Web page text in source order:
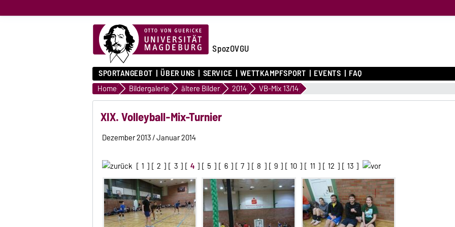
SpozOVGU
SPORTANGEBOT ÜBER UNS SERVICE WETTKAMPFSPORT EVENTS FAQ
Home Bildergalerie ältere Bilder 2014 VB-Mix 13/14
XIX. Volleyball-Mix-Turnier
Dezember 2013 / Januar 2014
[ 1 ] [ 2 ] [ 3 ] [ 4 ] [ 5 ] [ 6 ] [ 7 ] [ 8 ] [ 9 ] [ 10 ] [ 11 ] [ 12 ] [ 13 ]